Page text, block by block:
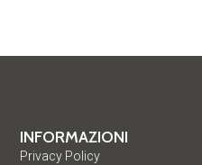
INFORMAZIONI
Privacy Policy